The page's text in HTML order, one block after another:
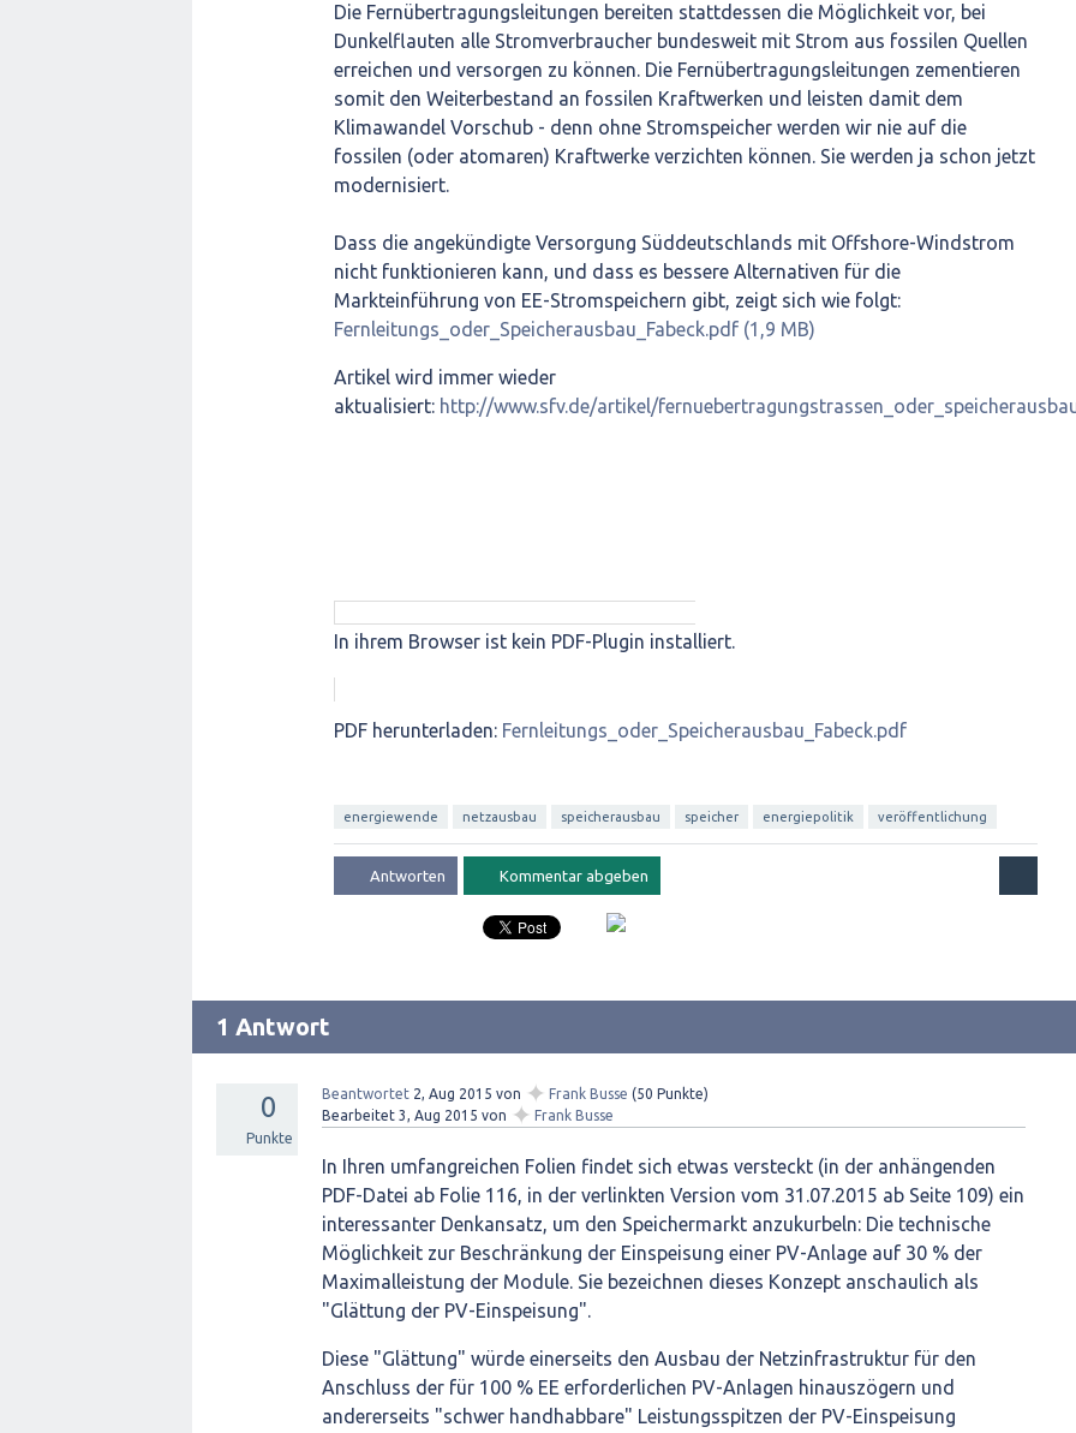
Die Fernübertragungsleitungen bereiten stattdessen die Möglichkeit vor, bei
Dunkelflauten alle Stromverbraucher bundesweit mit Strom aus fossilen Quellen
erreichen und versorgen zu können. Die Fernübertragungsleitungen zementieren
somit den Weiterbestand an fossilen Kraftwerken und leisten damit dem
Klimawandel Vorschub - denn ohne Stromspeicher werden wir nie auf die
fossilen (oder atomaren) Kraftwerke verzichten können. Sie werden ja schon jetzt
modernisiert.
Dass die angekündigte Versorgung Süddeutschlands mit Offshore-Windstrom
nicht funktionieren kann, und dass es bessere Alternativen für die
Markteinführung von EE-Stromspeichern gibt, zeigt sich wie folgt:
Fernleitungs_oder_Speicherausbau_Fabeck.pdf (1,9 MB)
Artikel wird immer wieder
aktualisiert: http://www.sfv.de/artikel/
In ihrem Browser ist kein PDF-Plugin installiert.
PDF herunterladen: Fernleitungs_oder_Speicherausbau_Fabeck.pdf
energiewende netzausbau speicherausbau speicher energiepolitik veröffentlichung
1 Antwort
0
Punkte
Beantwortet 2, Aug 2015 von ✦ Frank Busse (50 Punkte)
Bearbeitet 3, Aug 2015 von ✦ Frank Busse
In Ihren umfangreichen Folien findet sich etwas versteckt (in der anhängenden
PDF-Datei ab Folie 116, in der verlinkten Version vom 31.07.2015 ab Seite 109) ein
interessanter Denkansatz, um den Speichermarkt anzukurbeln: Die technische
Möglichkeit zur Beschränkung der Einspeisung einer PV-Anlage auf 30 % der
Maximalleistung der Module. Sie bezeichnen dieses Konzept anschaulich als
"Glättung der PV-Einspeisung".
Diese "Glättung" würde einerseits den Ausbau der Netzinfrastruktur für den
Anschluss der für 100 % EE erforderlichen PV-Anlagen hinauszögern und
andererseits "schwer handhabbare" Leistungsspitzen der PV-Einspeisung